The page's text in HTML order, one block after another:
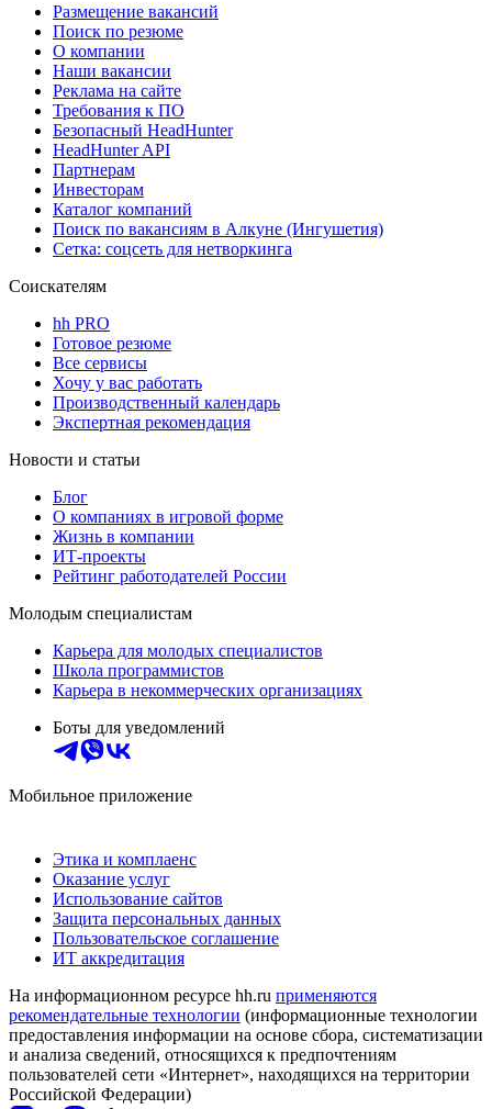
Размещение вакансий
Поиск по резюме
О компании
Наши вакансии
Реклама на сайте
Требования к ПО
Безопасный HeadHunter
HeadHunter API
Партнерам
Инвесторам
Каталог компаний
Поиск по вакансиям в Алкуне (Ингушетия)
Сетка: соцсеть для нетворкинга
Соискателям
hh PRO
Готовое резюме
Все сервисы
Хочу у вас работать
Производственный календарь
Экспертная рекомендация
Новости и статьи
Блог
О компаниях в игровой форме
Жизнь в компании
ИТ-проекты
Рейтинг работодателей России
Молодым специалистам
Карьера для молодых специалистов
Школа программистов
Карьера в некоммерческих организациях
Боты для уведомлений
Мобильное приложение
Этика и комплаенс
Оказание услуг
Использование сайтов
Защита персональных данных
Пользовательское соглашение
ИТ аккредитация
На информационном ресурсе hh.ru применяются
рекомендательные технологии (информационные технологии
предоставления информации на основе сбора, систематизации
и анализа сведений, относящихся к предпочтениям
пользователей сети «Интернет», находящихся на территории
Российской Федерации)